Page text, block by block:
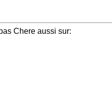
Chere aussi sur: